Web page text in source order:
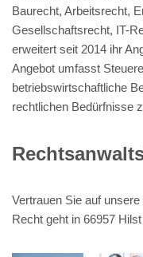
Baurecht, Arbeitsrecht,
Gesellschaftsrecht, IT-
erweitert seit 2014 ihr
Angebot umfasst
betriebswirtschaftliche
rechtlichen Bedürfnisse
Vertrauen Sie auf
Recht geht in 66957